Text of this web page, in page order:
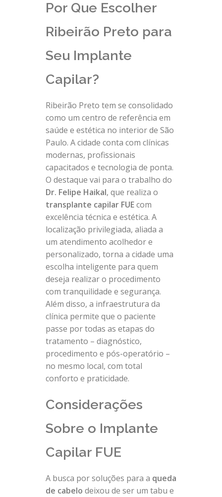
Por Que Escolher
Ribeirão Preto para
Seu Implante
Capilar?
Ribeirão Preto tem se consolidado
como um centro de referência em
saúde e estética no interior de São
Paulo. A cidade conta com clínicas
modernas, profissionais
capacitados e tecnologia de ponta.
O destaque vai para o trabalho do
Dr. Felipe Haikal, que realiza o
transplante capilar FUEcom
excelência técnica e estética. A
localização privilegiada, aliada a
um atendimento acolhedor e
personalizado, torna a cidade uma
escolha inteligente para quem
deseja realizar o procedimento
com tranquilidade e segurança.
Além disso, a infraestrutura da
clínica permite que o paciente
passe por todas as etapas do
tratamento – diagnóstico,
procedimento e pós-operatório –
no mesmo local, com total
conforto e praticidade.
Considerações
Sobre o Implante
Capilar FUE
A busca por soluções para a queda
de cabelo deixou de ser um tabu e